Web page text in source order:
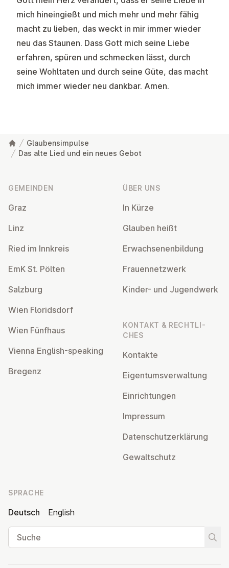
mich hineingießt und mich mehr und mehr fähig
macht zu lieben, das weckt in mir immer wieder
neu das Staunen. Dass Gott mich seine Liebe
erfahren, spüren und schmecken lässt, durch
seine Wohltaten und durch seine Güte, das macht
mich immer wieder neu dankbar. Amen.
Glaubensimpulse
Das alte Lied und ein neues Gebot
GEMEINDEN
Graz
Linz
Ried im Innkreis
EmK St. Pölten
Salzburg
Wien Flo­rids­dorf
Wien Fünfhaus
Vienna English-speaking
Bregenz
ÜBER UNS
In Kürze
Glauben heißt
Er­wach­se­nen­bil­dung
Frau­en­netz­werk
Kinder- und Ju­gend­werk
KONTAKT & RECHT­LI­
CHES
Kontakte
Ei­gen­tums­ver­wal­tung
Ein­rich­tun­gen
Impressum
Da­ten­schutz­er­klä­rung
Ge­walt­schutz
SPRACHE
Deutsch
English
Suche